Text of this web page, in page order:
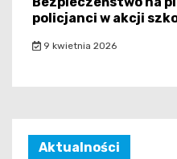
policjanci w akcji
9 kwietnia 2026
Aktualności